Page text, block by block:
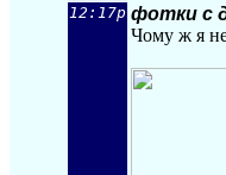
12:17p фотки с
Чому ж я